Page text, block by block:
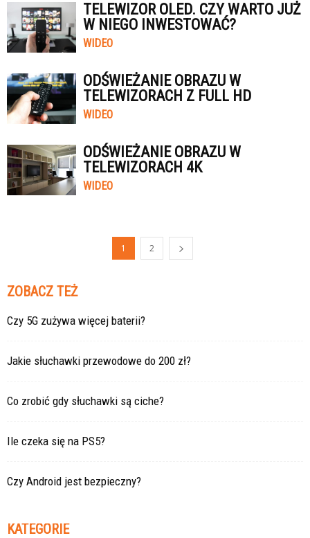
TELEWIZOR OLED. CZY WARTO JUŻ
W NIEGO INWESTOWAĆ?
WIDEO
ODŚWIEŻANIE OBRAZU W
TELEWIZORACH Z FULL HD
WIDEO
ODŚWIEŻANIE OBRAZU W
TELEWIZORACH 4K
WIDEO
1 2
ZOBACZ TEŻ
Czy 5G zużywa więcej baterii?
Jakie słuchawki przewodowe do 200 zł?
Co zrobić gdy słuchawki są ciche?
Ile czeka się na PS5?
Czy Android jest bezpieczny?
KATEGORIE